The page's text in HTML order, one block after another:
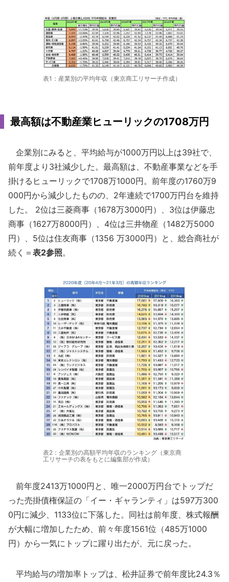
表1：産業別の平均年収（東京商工リサーチ作成）
最高額は不動産業ヒューリックの1708万円
企業別にみると、平均給与が1000万円以上は39社で、
前年度より3社減少した。最高額は、不動産事業などを手
掛けるヒューリックで1708万1000円。前年度の1760万9
000円から減少したものの、2年連続で1700万円台を維持
した。 2位は三菱商事（1678万3000円）、3位は伊藤忠
商事（1627万8000円）、4位は三井物産（1482万5000
円）、5位は住友商事（1356 万3000円）と、総合商社が
続く＝ 表2参照。
表2：企業別の高額平均年収のランキング（東京商
工リサーチの表をもとに編集部が作成）
前年度2413万1000円と、唯一2000万円台でトップだ
った売掛債権保証の「イー・ギャランティ」は597万300
0円に減少、1133位に下落した。同社は前年度、株式報酬
が大幅に増加したため、前々年度1561位（485万1000
円）から一気にトップに躍り出たが、元に戻った。
平均給与の増加率トップは、松井証券で前年度比24.3％